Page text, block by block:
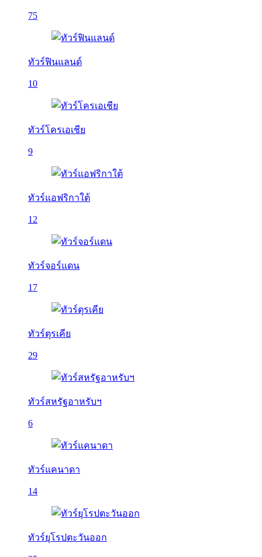
75
ทัวร์ฟินแลนด์
10
ทัวร์โครเอเชีย
9
ทัวร์แอฟริกาใต้
12
ทัวร์จอร์แดน
17
ทัวร์ตุรเคีย
29
ทัวร์สหรัฐอาหรับฯ
6
ทัวร์แคนาดา
14
ทัวร์ยุโรปตะวันออก